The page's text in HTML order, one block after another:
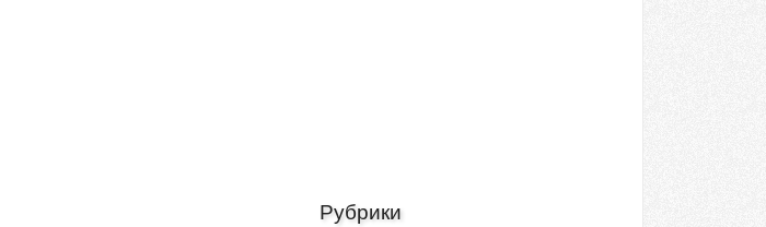
Рубрики